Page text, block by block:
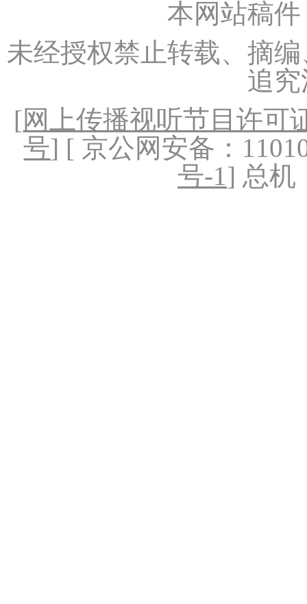
本网站稿
未经授权禁止转载、摘
追
[网上传播视听节目许可
号] [ 京公网安备：
号-1] 总机